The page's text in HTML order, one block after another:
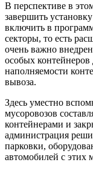
В перспективе в
завершить
включить в
секторы, то есть
очень важно
особых
наполняемости
вывоза.
Здесь уместно
мусоровозов
контейнерами и
администрация
парковки,
автомобилей с этих